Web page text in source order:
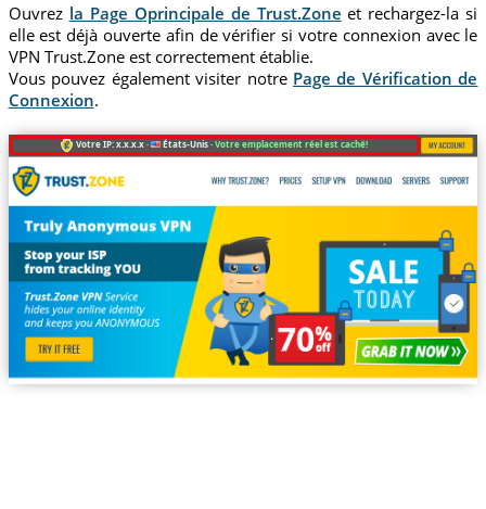
Ouvrez la Page Oprincipale de Trust.Zone et rechargez-la si
elle est déjà ouverte afin de vérifier si votre connexion avec le
VPN Trust.Zone est correctement établie.
Vous pouvez également visiter notre Page de Vérification de
Connexion.
Votre IP: x.x.x.x · États-Unis ·Votre emplacement réel est caché!